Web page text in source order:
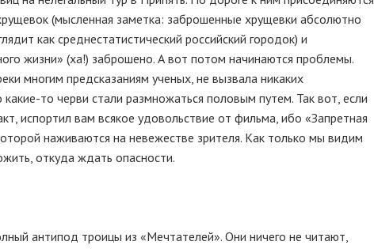
(мысленная заметка: заброшенные хрущевки абсолютно
как среднестатистический российский городок) и
жизни» (ха!) заброшено. А вот потом начинаются проблемы.
многим предсказаниям ученых, не вызвала никаких
то черви стали размножаться половым путем. Так вот, если
испортил вам всякое удовольствие от фильма, ибо «Запретная
наживаются на невежестве зрителя. Как только мы видим
откуда ждать опасности.
антипод троицы из «Мечтателей». Они ничего не читают,